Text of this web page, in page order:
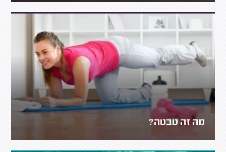
מה זה טבטה?